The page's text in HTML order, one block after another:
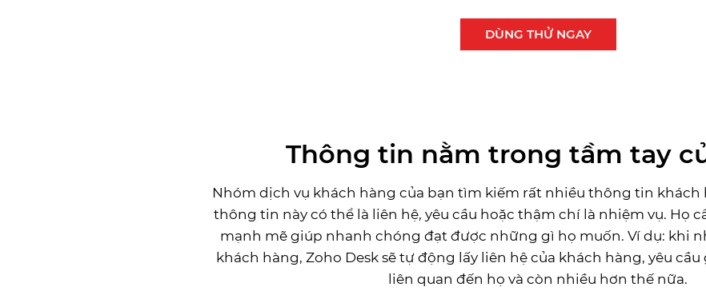
DÙNG THỬ NGAY
Thông tin nằm trong tầm tay
Nhóm dịch vụ khách hàng của bạn tìm kiếm rất nhiều thông tin khách
thông tin này có thể là liên hệ, yêu cầu hoặc thậm chí là nhiệm vụ. Họ
mạnh mẽ giúp nhanh chóng đạt được những gì họ muốn. Ví dụ: khi
khách hàng, Zoho Desk sẽ tự động lấy liên hệ của khách hàng, yêu
liên quan đến họ và còn nhiều hơn thế nữa.